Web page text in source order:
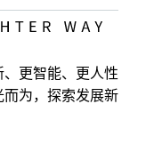
更智能、更人性
为，探索发展新